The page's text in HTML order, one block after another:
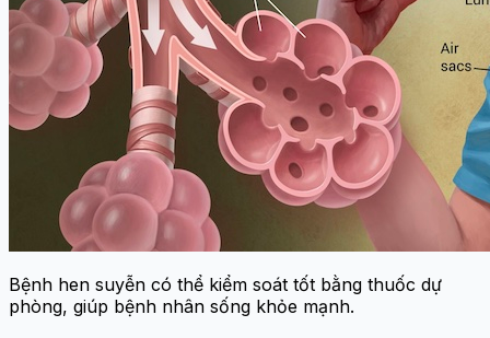
Bệnh hen suyễn có thể kiểm soát tốt bằng thuốc dự
phòng, giúp bệnh nhân sống khỏe mạnh.